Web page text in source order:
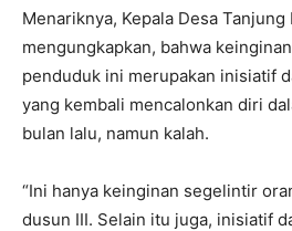
Menariknya, Kepala Desa Tanjung
mengungkapkan, bahwa
penduduk ini merupakan inisiatif
yang kembali mencalonkan diri
bulan lalu, namun kalah.
“Ini hanya keinginan segelintir
dusun III. Selain itu juga, inisiatif